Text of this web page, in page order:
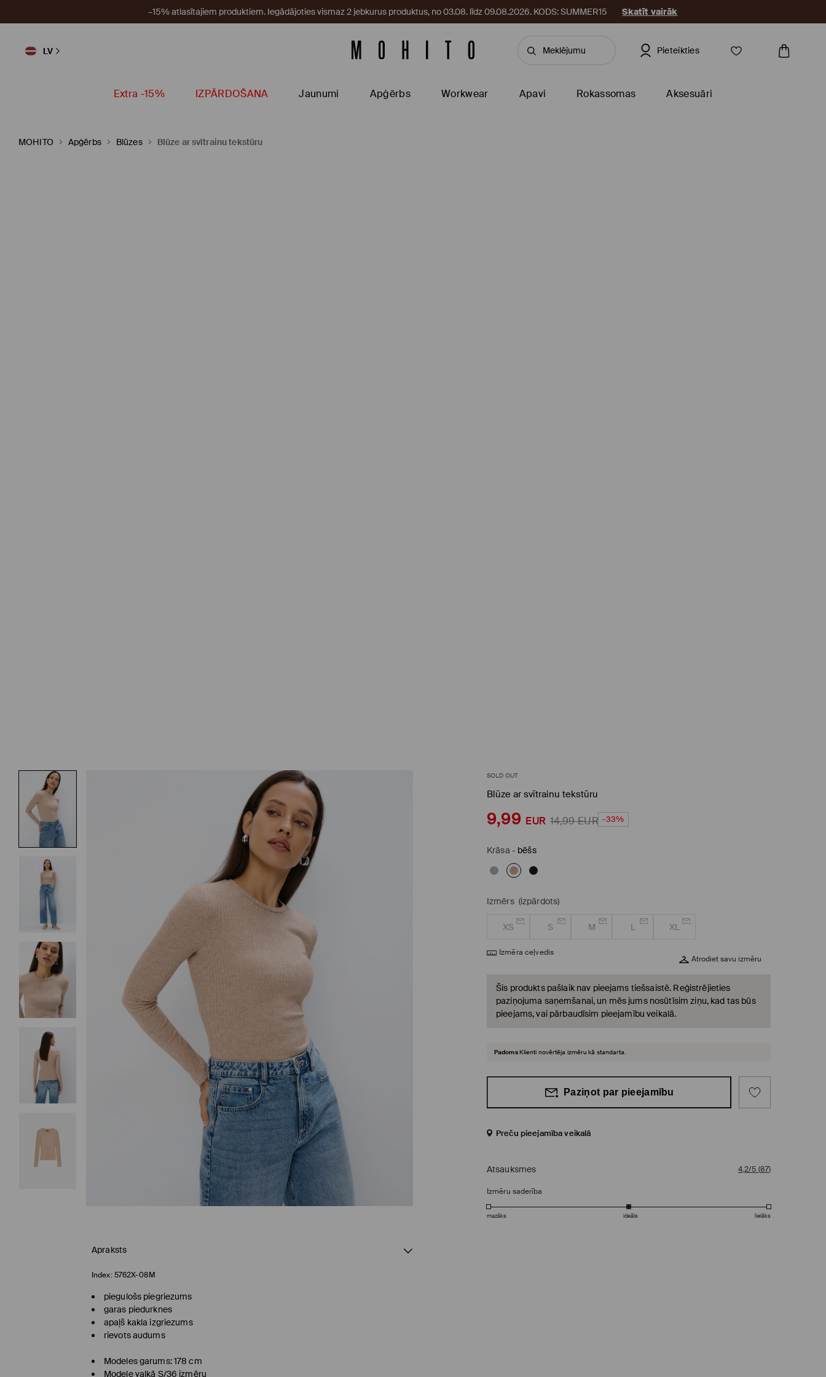
–15% atlasītajiem produktiem. Iegādājoties vismaz 2 jebkurus produktus, no 03.08. līdz 09.08.2026. KODS: SUMMER15 Skatīt vairāk
LV Pieteikties
Extra -15% IZPĀRDOŠANA Jaunumi Apģērbs Workwear Apavi Rokassomas Aksesuāri
MOHITO Apģērbs Blūzes Blūze ar svītrainu tekstūru
SOLD OUT
Blūze ar svītrainu tekstūru
9,99 EUR 14,99EUR -33%
Krāsa - bēšs
Izmērs (izpārdots)
XS S M L XL
Izmēra ceļvedis
Atrodiet savu izmēru
Šis produkts pašlaik nav pieejams tiešsaistē. Reģistrējieties
paziņojuma saņemšanai, un mēs jums nosūtīsim ziņu, kad tas būs
pieejams, vai pārbaudīsim pieejamību veikalā.
Padoms Klienti novērtēja izmēru kā standarta.
Paziņot par pieejamību
Preču pieejamība veikalā
Atsauksmes 4,2/5 (87)
Izmēru saderība
mazāks ideāls lielāks
Apraksts
Index: 5762X-08M
piegulošs piegriezums
garas piedurknes
apaļš kakla izgriezums
rievots audums
Modeles garums: 178 cm
Modele valkā S/36 izmēru